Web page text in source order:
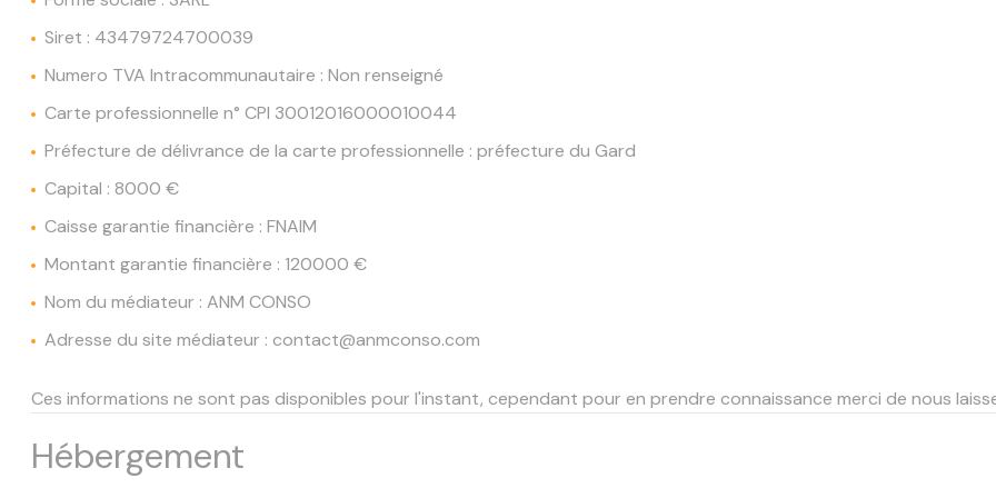
Siret : 43479724700039
Numero TVA Intracommunautaire : Non renseigné
Carte professionnelle n° CPI 30012016000010044
Préfecture de délivrance de la carte professionnelle : préfecture du Gard
Capital : 8000 €
Caisse garantie financière : FNAIM
Montant garantie financière : 120000 €
Nom du médiateur : ANM CONSO
Adresse du site médiateur : contact@anmconso.com
Ces informations ne sont pas disponibles pour l'instant, cependant pour en prendre connaissance merci de nous
Hébergement